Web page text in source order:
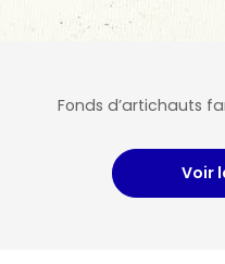
Fonds d’artichauts
Voir